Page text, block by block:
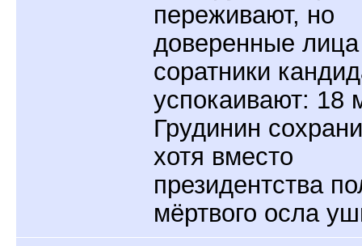
переживают, но
доверенные
соратники
успокаивают: 18
Грудинин
хотя вместо
президентства
мёртвого осла